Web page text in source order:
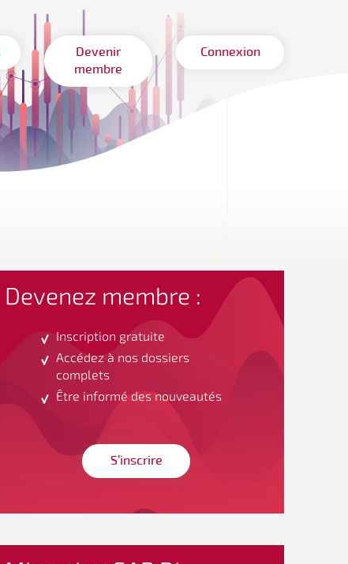
Devenir
membre
Connexion
Devenez membre :
Inscription gratuite
Accédez à nos dossiers
complets
Être informé des nouveautés
S’inscrire